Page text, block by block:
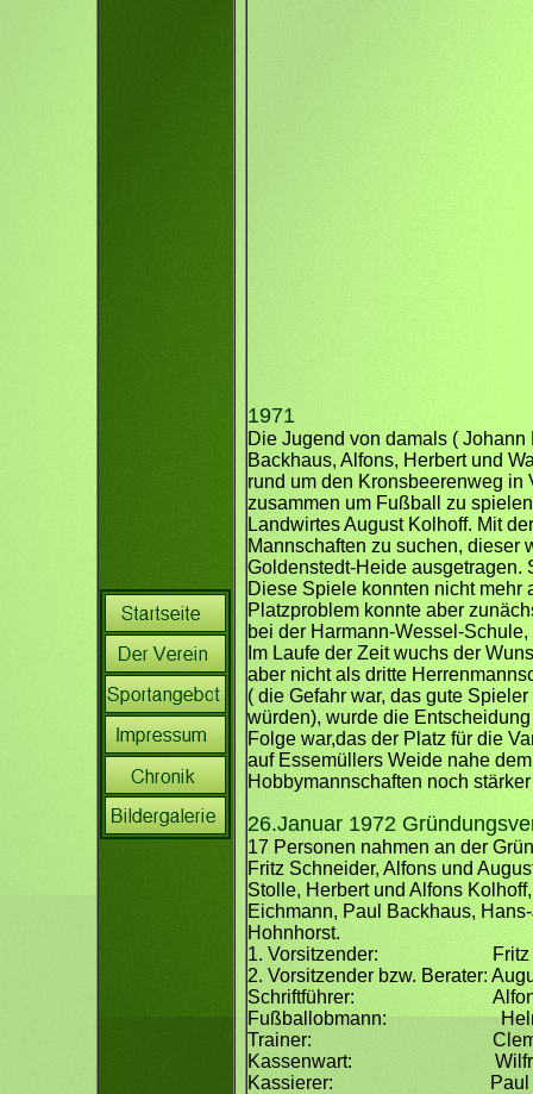
1971
Die Jugend von damals (
Backhaus, Alfons, Herbert und
rund um den Kronsbeerenweg in
zusammen um Fußball zu
Landwirtes August Kolhoff. Mit
Mannschaften zu suchen, dieser
Goldenstedt-Heide ausgetragen.
Diese Spiele konnten nicht mehr
Platzproblem konnte aber
bei der Harmann-Wessel-
Im Laufe der Zeit wuchs der
aber nicht als dritte
( die Gefahr war, das gute
würden), wurde die
Folge war,das der Platz für die
auf Essemüllers Weide nahe
Hobbymannschaften noch
26.Januar 1972
17 Personen nahmen an der
Fritz Schneider, Alfons und
Stolle, Herbert und Alfons
Eichmann, Paul Backhaus,
Hohnhorst.
1. Vorsitzender: Fritz
2. Vorsitzender bzw. Berater:
Schriftführer: Alfons
Fußballobmann:
Trainer: Clemens
Kassenwart: Wilfried
Kassierer: Paul